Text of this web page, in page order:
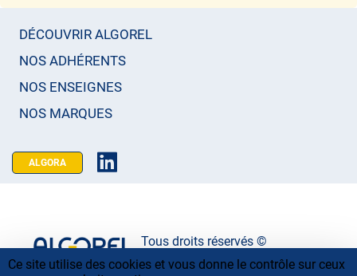
DÉCOUVRIR ALGOREL
NOS ADHÉRENTS
NOS ENSEIGNES
NOS MARQUES
ALGORA
Tous droits réservés ©
Ce site utilise des cookies et vous donne le contrôle sur ceux